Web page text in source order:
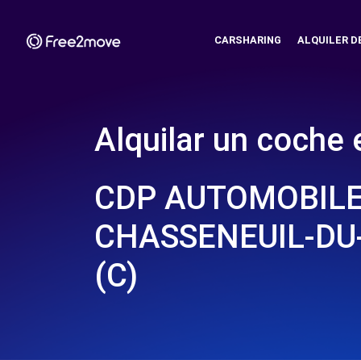
CARSHARING ALQUILER
Alquilar un coche
CDP
CHASSENEUIL-
(C)